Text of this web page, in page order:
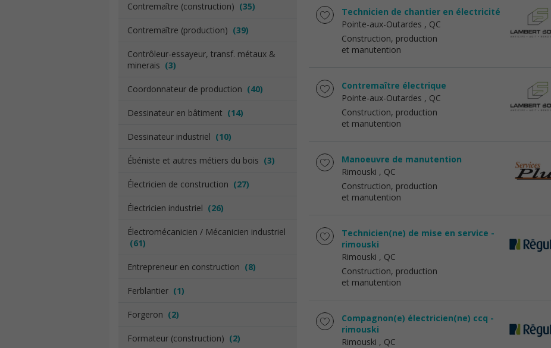
Contremaître (construction) (35)
Contremaître (production) (39)
Contrôleur-essayeur, transf. métaux &
minerais (3)
Coordonnateur de production (40)
Dessinateur en bâtiment (14)
Dessinateur industriel (10)
Ébéniste et autres métiers du bois (3)
Électricien de construction (27)
Électricien industriel (26)
Électromécanicien / Mécanicien industriel
(61)
Entrepreneur en construction (8)
Ferblantier (1)
Forgeron (2)
Formateur (construction) (2)
Technicien de chantier en électricité
Pointe-aux-Outardes , QC
Construction, production
et manutention
Contremaître électrique
Pointe-aux-Outardes , QC
Construction, production
et manutention
Manoeuvre de manutention
Rimouski , QC
Construction, production
et manutention
Technicien(ne) de mise en service -
rimouski
Rimouski , QC
Construction, production
et manutention
Compagnon(e) électricien(ne) ccq -
rimouski
Rimouski , QC